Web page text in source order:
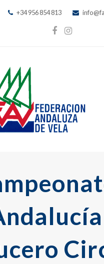
+34 956 854 813
Facebook
Instagram